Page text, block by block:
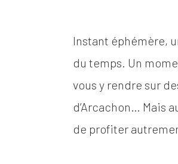
Instant éphémère,
du temps. Un
vous y rendre sur
d’Arcachon… Mais
de profiter